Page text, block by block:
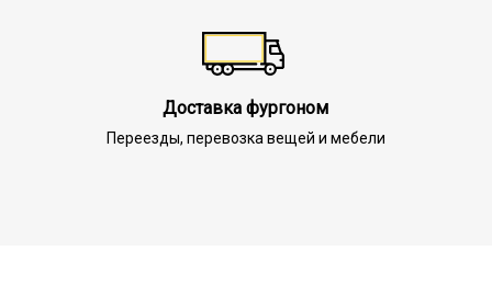
Доставка фургоном
Переезды, перевозка вещей и мебели